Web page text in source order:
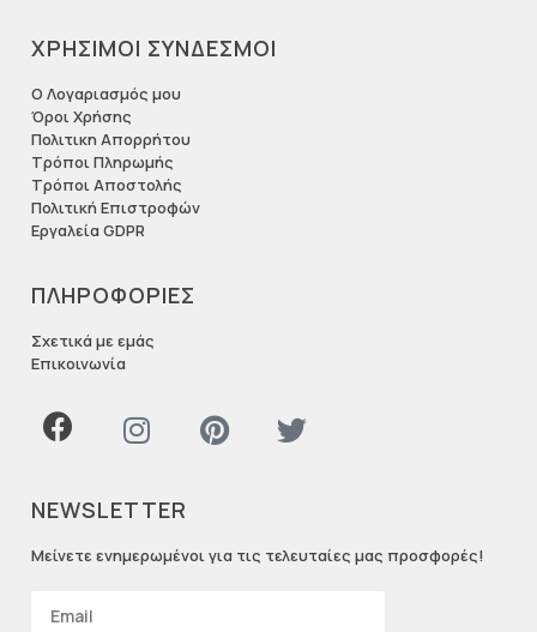
ΧΡΗΣΙΜΟΙ ΣΥΝΔΕΣΜΟΙ
Ο Λογαριασμός μου
Όροι Χρήσης
Πολιτικη Απορρήτου
Τρόποι Πληρωμής
Τρόποι Αποστολής
Πολιτική Επιστροφών
Εργαλεία GDPR
ΠΛΗΡΟΦΟΡΙΕΣ
Σχετικά με εμάς
Επικοινωνία
NEWSLETTER
Μείνετε ενημερωμένοι για τις τελευταίες μας προσφορές!